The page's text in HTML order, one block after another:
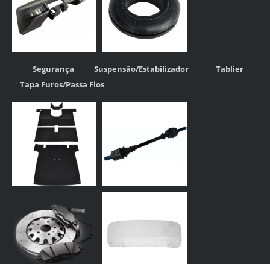
Segurança Suspensão/Estabilizador Tablier
Tapa Furos/Passa Fios